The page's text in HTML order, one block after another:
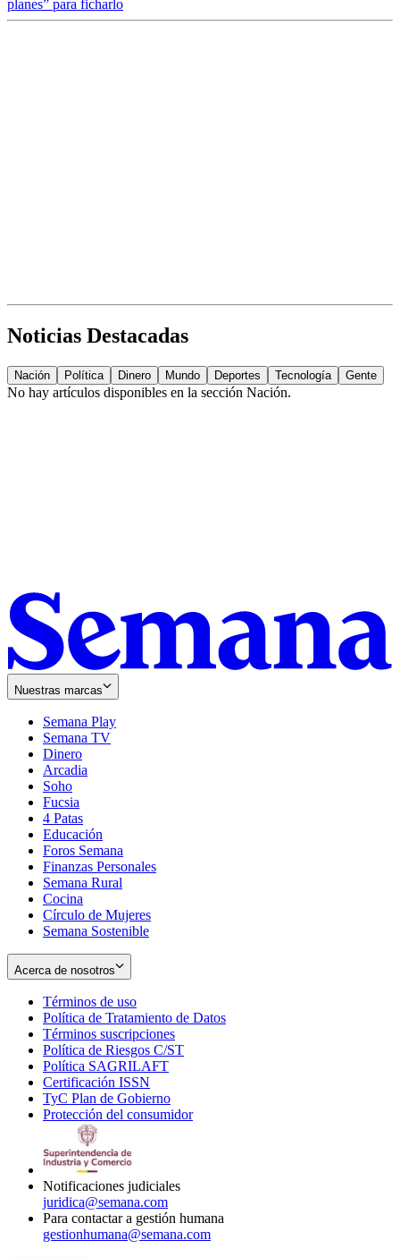
planes” para ficharlo
Noticias Destacadas
Nación Política Dinero Mundo Deportes Tecnología Gente
No hay artículos disponibles en la sección Nación.
Nuestras marcas
Semana Play
Semana TV
Dinero
Arcadia
Soho
in
new
window
Fucsia
in
new
window
4 Patas
Educación
Foros Semana
Finanzas Personales
Semana Rural
Cocina
Círculo de Mujeres
Semana Sostenible
Acerca de nosotros
Términos de uso
in
new
window
Política de Tratamiento de Datos
Términos suscripciones
in
Política de Riesgos C/ST
Política SAGRILAFT
new
window
Certificación ISSN
in
new
TyC Plan de Gobierno
in
Protección del consumidorOpens
Notificaciones judiciales
juridica@semana.com
Para contactar a gestión humana
gestionhumana@semana.com